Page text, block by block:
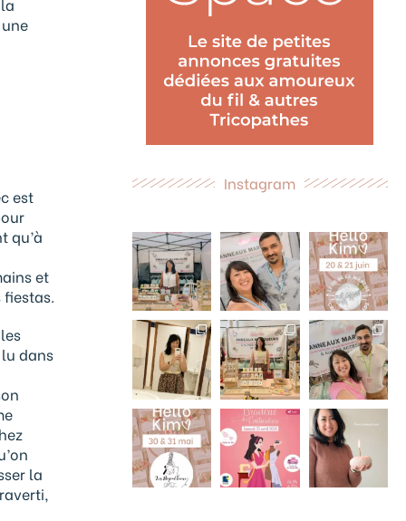
est
qu’à
et
dans
la
Instagram